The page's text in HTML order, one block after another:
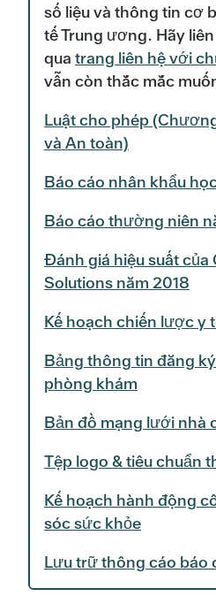
số liệu và thông tin cơ
tế Trung ương. Hãy
qua trang liên hệ với
vẫn còn thắc mắc
Luật cho phép
và An toàn)
Báo cáo nhân khẩu
Báo cáo thường niên
Đánh giá hiệu suất của
Solutions năm 2018
Kế hoạch chiến lược y
Bảng thông tin đăng
phòng khám
Bản đồ mạng lưới nhà
Tệp logo & tiêu chuẩn
Kế hoạch hành động
sóc sức khỏe
Lưu trữ thông cáo báo